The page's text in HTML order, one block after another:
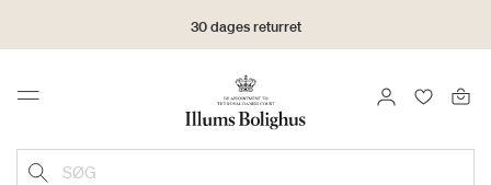
30 dages returret
Menu LOG IND
SØG